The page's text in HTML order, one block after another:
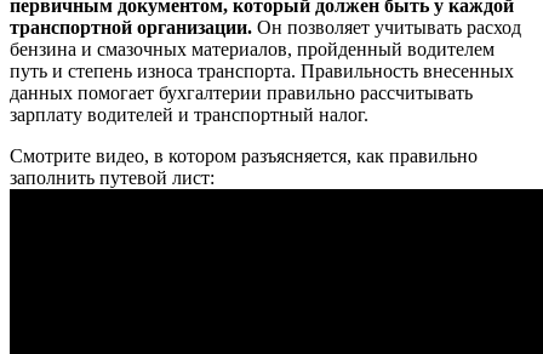
первичным документом, который должен быть у каждой
транспортной организации. Он позволяет учитывать расход
бензина и смазочных материалов, пройденный водителем
путь и степень износа транспорта. Правильность внесенных
данных помогает бухгалтерии правильно рассчитывать
зарплату водителей и транспортный налог.
Смотрите видео, в котором разъясняется, как правильно
заполнить путевой лист: